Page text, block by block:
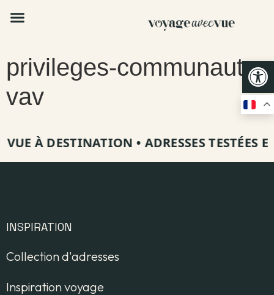
privileges-communaute-
vav
VUE À DESTINATION • ADRESSES TESTÉES
INSPIRATION
Collection d'adresses
Inspiration voyage